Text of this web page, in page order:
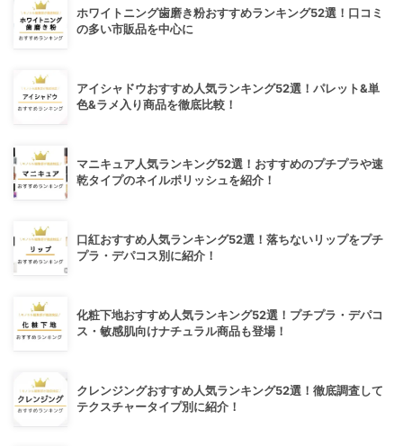
ホワイトニング歯磨き粉おすすめランキング52選！口コミ
の多い市販品を中心に
アイシャドウおすすめ人気ランキング52選！パレット&単
色&ラメ入り商品を徹底比較！
マニキュア人気ランキング52選！おすすめのプチプラや速
乾タイプのネイルポリッシュを紹介！
口紅おすすめ人気ランキング52選！落ちないリップをプチ
プラ・デパコス別に紹介！
化粧下地おすすめ人気ランキング52選！プチプラ・デパコ
ス・敏感肌向けナチュラル商品も登場！
クレンジングおすすめ人気ランキング52選！徹底調査して
テクスチャータイプ別に紹介！